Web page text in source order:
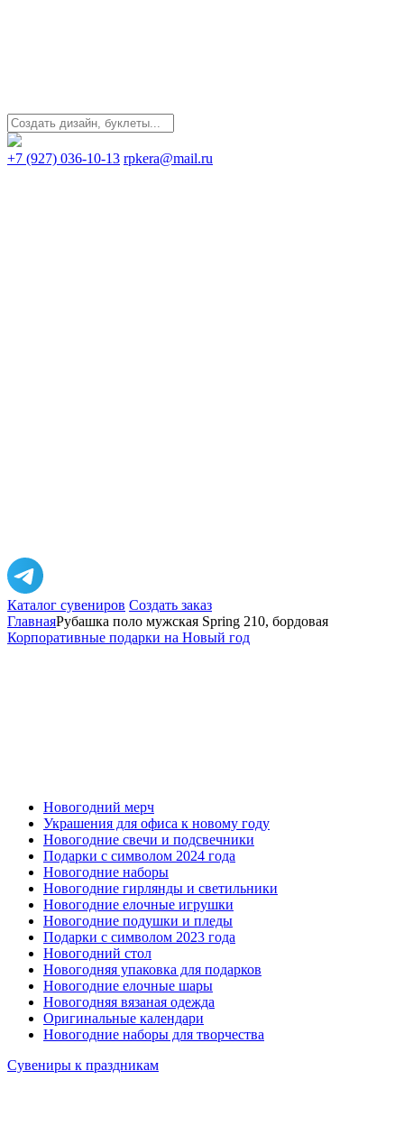
+7 (927) 036-10-13 rpkera@mail.ru
Каталог сувениров Создать заказ
ГлавнаяРубашка поло мужская Spring 210, бордовая
Корпоративные подарки на Новый год
Новогодний мерч
Украшения для офиса к новому году
Новогодние свечи и подсвечники
Подарки с символом 2024 года
Новогодние наборы
Новогодние гирлянды и светильники
Новогодние елочные игрушки
Новогодние подушки и пледы
Подарки с символом 2023 года
Новогодний стол
Новогодняя упаковка для подарков
Новогодние елочные шары
Новогодняя вязаная одежда
Оригинальные календари
Новогодние наборы для творчества
Сувениры к праздникам